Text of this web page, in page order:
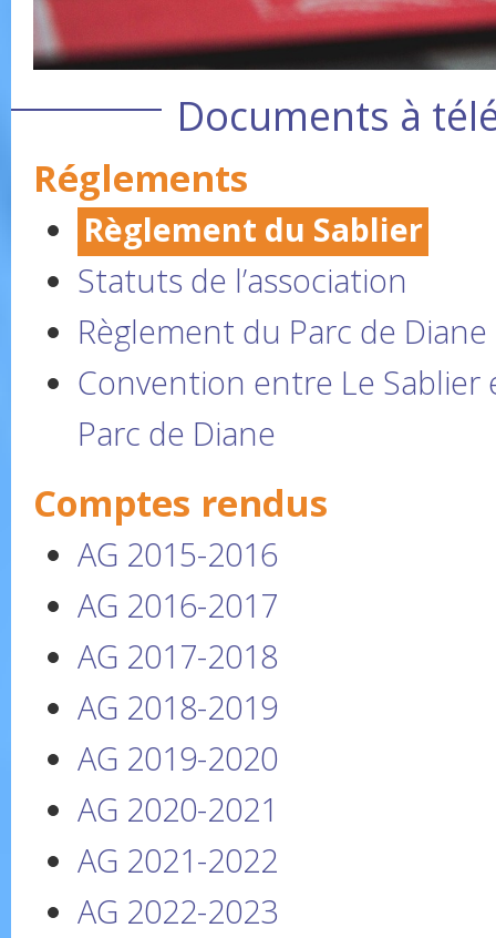
Documents à
Réglements
Règlement du Sablier
Statuts de l’association
Règlement du Parc de Diane
Convention entre Le Sablier
Parc de Diane
Comptes rendus
AG 2015-2016
AG 2016-2017
AG 2017-2018
AG 2018-2019
AG 2019-2020
AG 2020-2021
AG 2021-2022
AG 2022-2023